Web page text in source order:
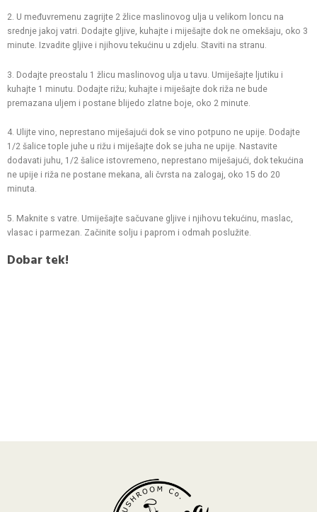
2. U međuvremenu zagrijte 2 žlice maslinovog ulja u velikom loncu na
srednje jakoj vatri. Dodajte gljive, kuhajte i miješajte dok ne omekšaju, oko 3
minute. Izvadite gljive i njihovu tekućinu u zdjelu. Staviti na stranu.
3. Dodajte preostalu 1 žlicu maslinovog ulja u tavu. Umiješajte ljutiku i
kuhajte 1 minutu. Dodajte rižu; kuhajte i miješajte dok riža ne bude
premazana uljem i postane blijedo zlatne boje, oko 2 minute.
4. Ulijte vino, neprestano miješajući dok se vino potpuno ne upije. Dodajte
1/2 šalice tople juhe u rižu i miješajte dok se juha ne upije. Nastavite
dodavati juhu, 1/2 šalice istovremeno, neprestano miješajući, dok tekućina
ne upije i riža ne postane mekana, ali čvrsta na zalogaj, oko 15 do 20
minuta.
5. Maknite s vatre. Umiješajte sačuvane gljive i njihovu tekućinu, maslac,
vlasac i parmezan. Začinite solju i paprom i odmah poslužite.
Dobar tek!